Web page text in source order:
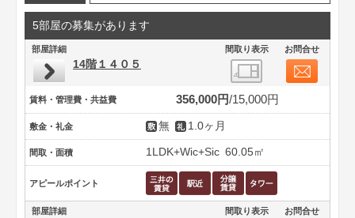
5部屋の募集があります
部屋詳細 間取り表示 お問合せ
14階１４０５
賃料・管理費・共益費 356,000円 15,000円
敷金・礼金 無 1.0ヶ月
間取・面積 1LDK+Wic+Sic 60.05㎡
アピールポイント
部屋詳細 間取り表示 お問合せ